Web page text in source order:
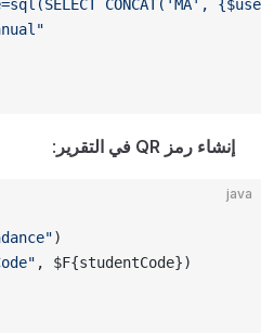
CONCAT('MA',
إنشاء رمز QR في التقرير :
java
)
, $F{studentCode})